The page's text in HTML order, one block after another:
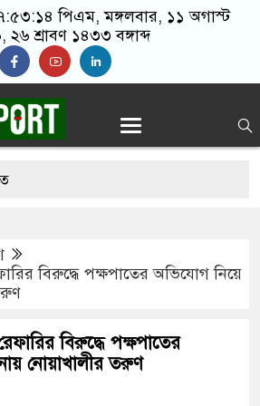
পিএম, মঙ্গলবার, ১১ অগাস্ট
২৬ শ্রাবণ ১৪৩৩ বঙ্গাব্দ
শিবিরের নেতা-
স্লোগানে উত্তাল ঢাবি
বিরুদ্ধে পক্ষপাতের অভিযোগ নিয়ে
বিরুদ্ধে পক্ষপাতের
নোয়াখালীর তরুণ